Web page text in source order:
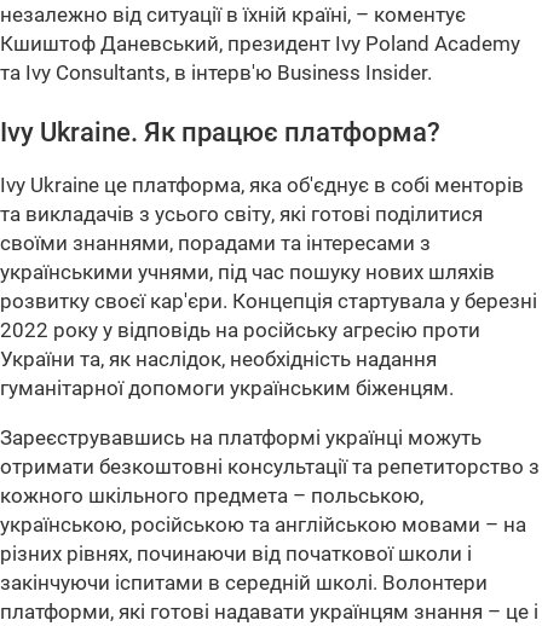
незалежно від ситуації в їхній країні, – коментує
Кшиштоф Даневський, президент Ivy Poland Academy
та Ivy Consultants, в інтерв'ю Business Insider.
Ivy Ukraine. Як працює платформа?
Ivy Ukraine це платформа, яка об'єднує в собі менторів
та викладачів з усього світу, які готові поділитися
своїми знаннями, порадами та інтересами з
українськими учнями, під час пошуку нових шляхів
розвитку своєї кар'єри. Концепція стартувала у березні
2022 року у відповідь на російську агресію проти
України та, як наслідок, необхідність надання
гуманітарної допомоги українським біженцям.
Зареєструвавшись на платформі українці можуть
отримати безкоштовні консультації та репетиторство з
кожного шкільного предмета – польською,
українською, російською та англійською мовами – на
різних рівнях, починаючи від початкової школи і
закінчуючи іспитами в середній школі. Волонтери
платформи, які готові надавати українцям знання – це і